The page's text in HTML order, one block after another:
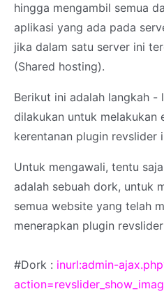
hingga mengambil semua
aplikasi yang ada pada
jika dalam satu server ini
(Shared hosting).
Berikut ini adalah langkah -
dilakukan untuk melakukan
kerentanan plugin revslider
Untuk mengawali, tentu
adalah sebuah dork, untuk
semua website yang telah
menerapkan plugin
#Dork : inurl:admin-